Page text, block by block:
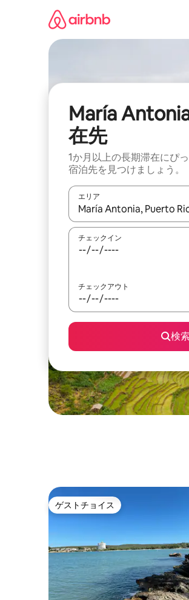
María
在先
1か月以上の長期滞在にぴ
宿泊先を見つけましょう。
エリア
検索結果が表示されたら、
チェックイン
チェックアウト
検索
ゲストチョイス
ゲストチョイス